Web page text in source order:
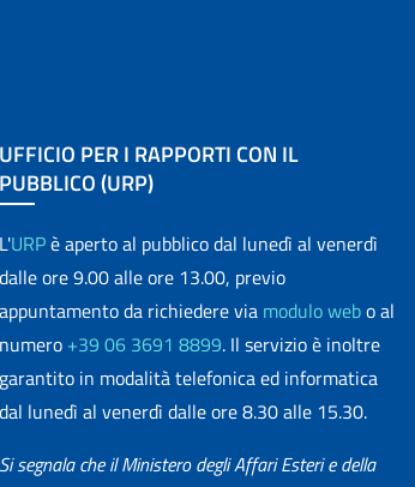
UFFICIO PER I RAPPORTI CON IL
PUBBLICO (URP)
L'URPè aperto al pubblico dal lunedì al venerdì
dalle ore 9.00 alle ore 13.00, previo
appuntamento da richiedere via modulo webo al
numero +39 06 3691 8899. Il servizio è inoltre
garantito in modalità telefonica ed informatica
dal lunedì al venerdì dalle ore 8.30 alle 15.30.
Si segnala che il Ministero degli Affari Esteri e della